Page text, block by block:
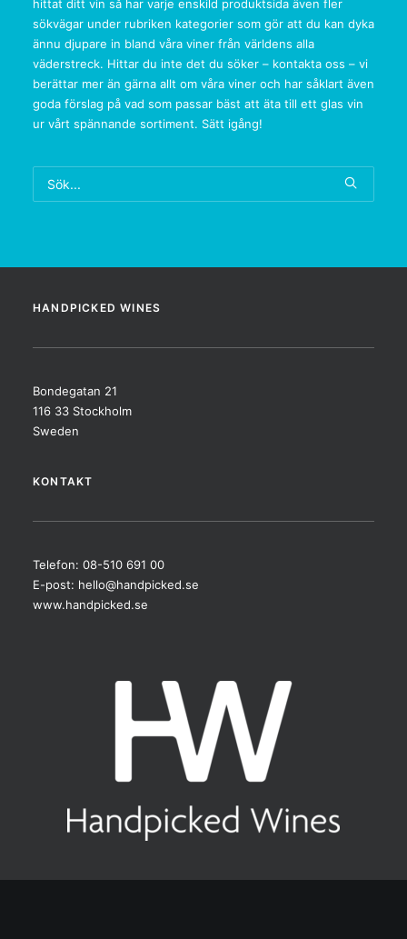
hittat ditt vin så har varje enskild produktsida även fler
sökvägar under rubriken kategorier som gör att du kan dyka
ännu djupare in bland våra viner från världens alla
väderstreck. Hittar du inte det du söker – kontakta oss – vi
berättar mer än gärna allt om våra viner och har såklart även
goda förslag på vad som passar bäst att äta till ett glas vin
ur vårt spännande sortiment. Sätt igång!
HANDPICKED WINES
Bondegatan 21
116 33 Stockholm
Sweden
KONTAKT
Telefon: 08-510 691 00
E-post: hello@handpicked.se
www.handpicked.se